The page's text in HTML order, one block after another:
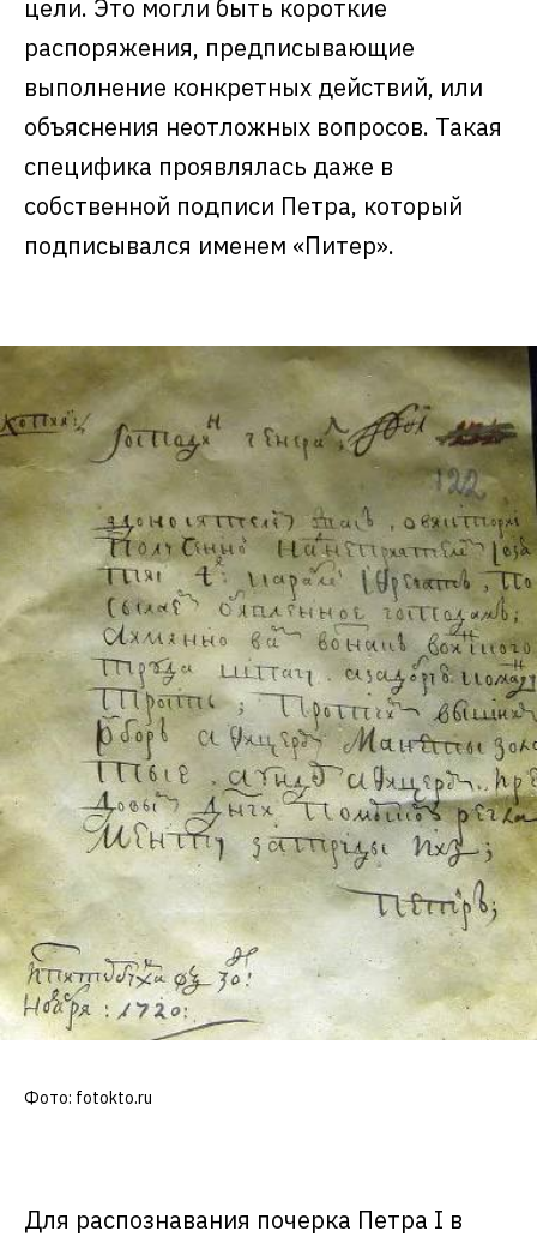
цели. Это могли быть короткие
распоряжения, предписывающие
выполнение конкретных действий, или
объяснения неотложных вопросов. Такая
специфика проявлялась даже в
собственной подписи Петра, который
подписывался именем «Питер».
Фото: fotokto.ru
Для распознавания почерка Петра I в